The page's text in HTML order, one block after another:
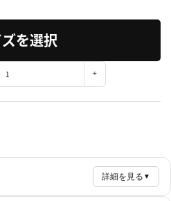
を選択
詳細を見る ▼